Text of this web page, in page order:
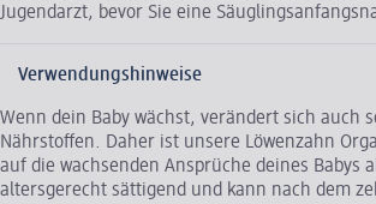
Jugendarzt, bevor Sie eine
Verwendungshinweise
Wenn dein Baby wächst, verändert sich auch
Nährstoffen. Daher ist unsere Löwenzahn
auf die wachsenden Ansprüche deines Babys
altersgerecht sättigend und kann nach dem